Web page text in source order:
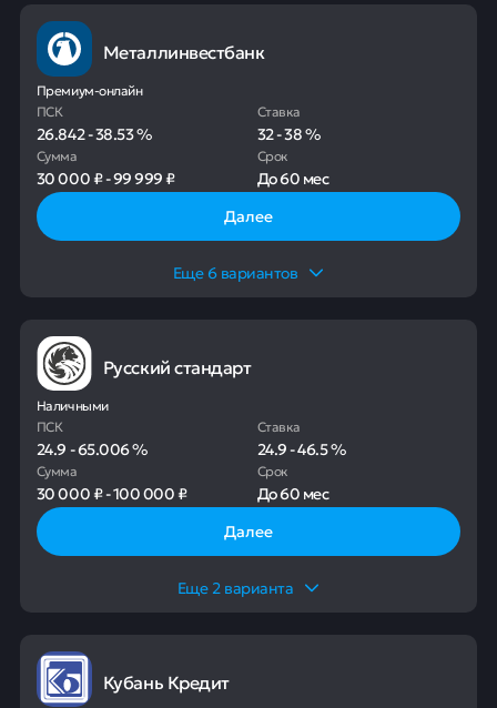
Металлинвестбанк
Премиум-онлайн
ПСК
26.842-38.53%
Ставка
32-38%
Сумма
30 000 ₽-99 999 ₽
Срок
До60 мес
Далее
Еще6 вариантов
Русский стандарт
Наличными
ПСК
24.9-65.006%
Ставка
24.9-46.5%
Сумма
30 000 ₽-100 000 ₽
Срок
До60 мес
Далее
Еще2 варианта
Кубань Кредит